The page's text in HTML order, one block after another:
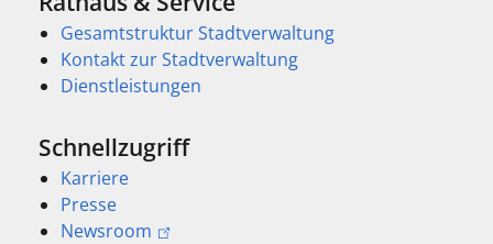
Gesamtstruktur Stadtverwaltung
Kontakt zur Stadtverwaltung
Dienstleistungen
Schnellzugriff
Karriere
Presse
Newsroom